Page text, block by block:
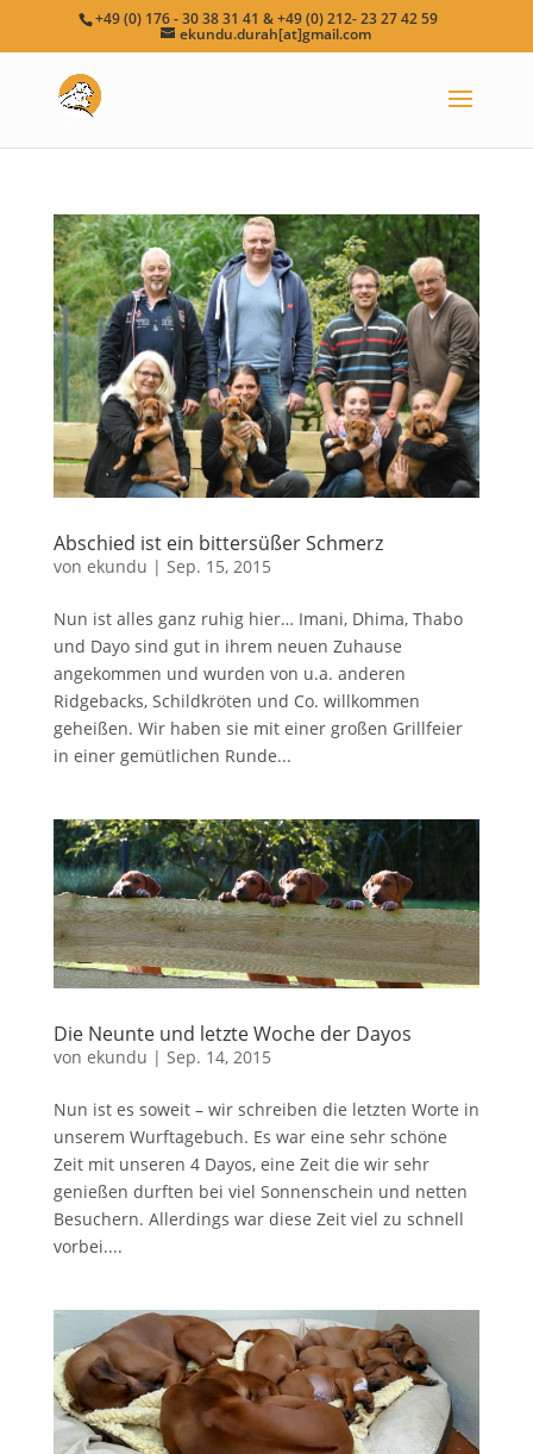
+49 (0) 176 - 30 38 31 41 & +49 (0) 212- 23 27 42 59
ekundu.durah[at]gmail.com
Abschied ist ein bittersüßer Schmerz
von ekundu | Sep. 15, 2015
Nun ist alles ganz ruhig hier… Imani, Dhima, Thabo
und Dayo sind gut in ihrem neuen Zuhause
angekommen und wurden von u.a. anderen
Ridgebacks, Schildkröten und Co. willkommen
geheißen. Wir haben sie mit einer großen Grillfeier
in einer gemütlichen Runde...
Die Neunte und letzte Woche der Dayos
von ekundu | Sep. 14, 2015
Nun ist es soweit – wir schreiben die letzten Worte in
unserem Wurftagebuch. Es war eine sehr schöne
Zeit mit unseren 4 Dayos, eine Zeit die wir sehr
genießen durften bei viel Sonnenschein und netten
Besuchern. Allerdings war diese Zeit viel zu schnell
vorbei....